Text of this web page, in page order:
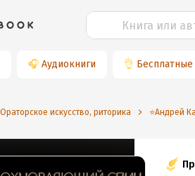
🎧 Аудиокниги 👌 Бесплатные
Ораторское искусство, риторика ⭐️Андрей